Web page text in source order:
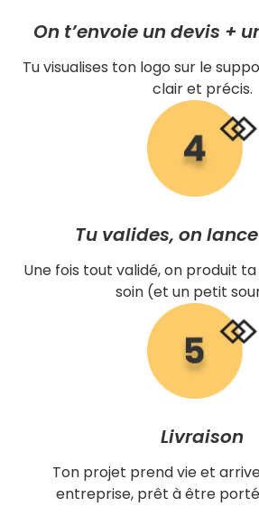
On t’envoie un devis +
Tu visualises ton logo sur le
clair et précis.
Tu valides, on
Une fois tout validé, on produit
soin (et un petit
Livraison
Ton projet prend vie et
entreprise, prêt à être